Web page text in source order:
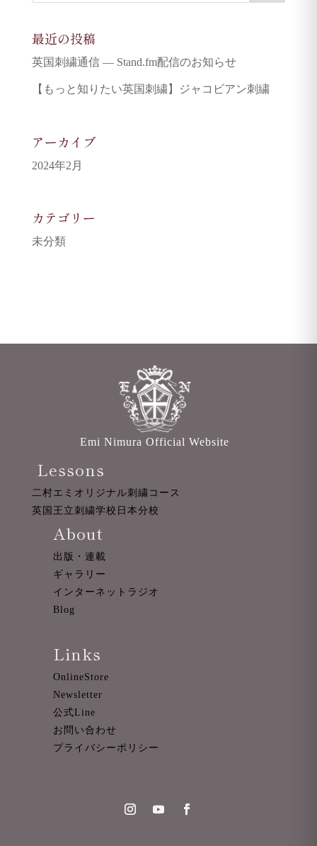
最近の投稿
英国刺繍通信 — Stand.fm配信のお知らせ
【もっと知りたい英国刺繍】ジャコビアン刺繍
アーカイブ
2024年2月
カテゴリー
未分類
Emi Nimura Official Website
Lessons
二村エミオリジナル刺繍コース
英国王立刺繍学校日本分校
About
出版・連載
ギャラリー
インターネットラジオ
Blog
Links
OnlineStore
Newsletter
公式Line
お問い合わせ
プライバシーポリシー